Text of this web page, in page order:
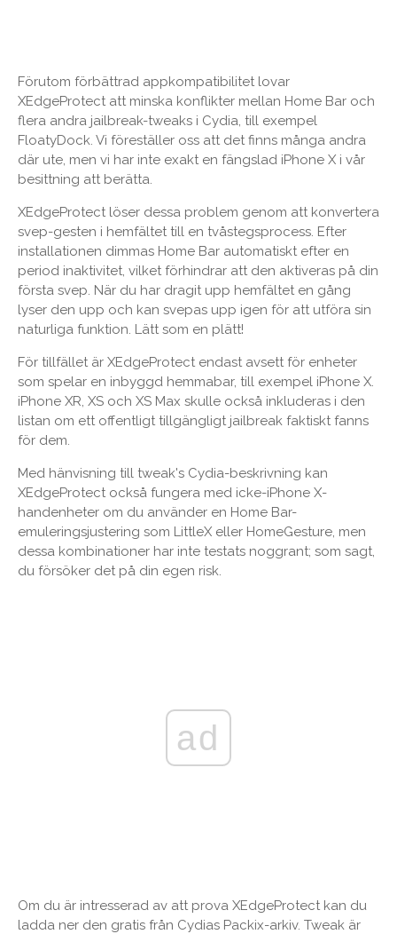
Förutom förbättrad appkompatibilitet lovar
XEdgeProtect att minska konflikter mellan Home Bar och
flera andra jailbreak-tweaks i Cydia, till exempel
FloatyDock. Vi föreställer oss att det finns många andra
där ute, men vi har inte exakt en fängslad iPhone X i vår
besittning att berätta.
XEdgeProtect löser dessa problem genom att konvertera
svep-gesten i hemfältet till en tvåstegsprocess. Efter
installationen dimmas Home Bar automatiskt efter en
period inaktivitet, vilket förhindrar att den aktiveras på din
första svep. När du har dragit upp hemfältet en gång
lyser den upp och kan svepas upp igen för att utföra sin
naturliga funktion. Lätt som en plätt!
För tillfället är XEdgeProtect endast avsett för enheter
som spelar en inbyggd hemmabar, till exempel iPhone X.
iPhone XR, XS och XS Max skulle också inkluderas i den
listan om ett offentligt tillgängligt jailbreak faktiskt fanns
för dem.
Med hänvisning till tweak's Cydia-beskrivning kan
XEdgeProtect också fungera med icke-iPhone X-
handenheter om du använder en Home Bar-
emuleringsjustering som LittleX eller HomeGesture, men
dessa kombinationer har inte testats noggrant; som sagt,
du försöker det på din egen risk.
ad
Om du är intresserad av att prova XEdgeProtect kan du
ladda ner den gratis från Cydias Packix-arkiv. Tweak är